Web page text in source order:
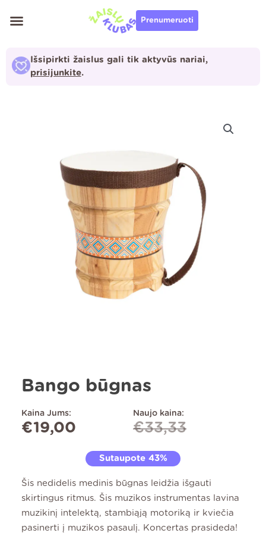
prie
Prenumeruoti
Išsipirkti žaislus gali tik aktyvūs nariai,
prisijunkite.
Bango būgnas
Kaina Jums:
€19,00
Naujo kaina:
€33,33
Sutaupote 43%
Šis nedidelis medinis būgnas leidžia išgauti
skirtingus ritmus. Šis muzikos instrumentas lavina
muzikinį intelektą, stambiąją motoriką ir kviečia
pasinerti į muzikos pasaulį. Koncertas prasideda!